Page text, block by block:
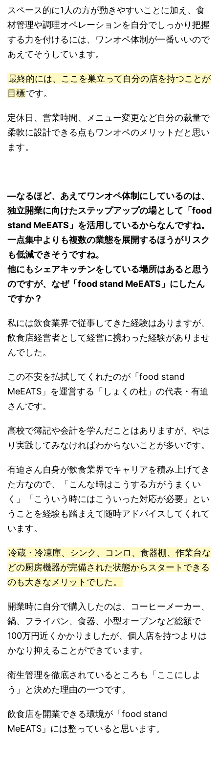
スペース的に1人の方が動きやすいことに加え、食
材管理や調理オペレーションを自分でしっかり把握
する力を付けるには、ワンオペ体制が一番いいので
あえてそうしています。
最終的には、ここを巣立って自分の店を持つことが
目標です。
定休日、営業時間、メニュー変更など自分の裁量で
柔軟に設計できる点もワンオペのメリットだと思い
ます。
―なるほど、あえてワンオペ体制にしているのは、
独立開業に向けたステップアップの場として「food
stand MeEATS」を活用しているからなんですね。
一点集中よりも複数の業態を展開するほうがリスク
も低減できそうですね。
他にもシェアキッチンをしている場所はあると思う
のですが、なぜ「food stand MeEATS」にしたん
ですか？
私には飲食業界で従事してきた経験はありますが、
飲食店経営者として経営に携わった経験がありませ
んでした。
この不安を払拭してくれたのが「food stand
MeEATS」を運営する「しょくの杜」の代表・有迫
さんです。
高校で簿記や会計を学んだことはありますが、やは
り実践してみなければわからないことが多いです。
有迫さん自身が飲食業界でキャリアを積み上げてき
た方なので、「こんな時はこうする方がうまくい
く」「こういう時にはこういった対応が必要」とい
うことを経験も踏まえて随時アドバイスしてくれて
います。
冷蔵・冷凍庫、シンク、コンロ、食器棚、作業台な
どの厨房機器が完備された状態からスタートできる
のも大きなメリットでした。
開業時に自分で購入したのは、コーヒーメーカー、
鍋、フライパン、食器、小型オーブンなど総額で
100万円近くかかりましたが、個人店を持つよりは
かなり抑えることができています。
衛生管理を徹底されているところも「ここにしよ
う」と決めた理由の一つです。
飲食店を開業できる環境が「food stand
MeEATS」には整っていると思います。